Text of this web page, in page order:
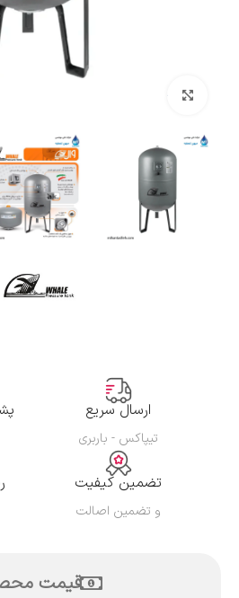
ارسال سریع
تیپاکس - باربری
تضمین کیفیت
و تضمین اصالت
قیمت